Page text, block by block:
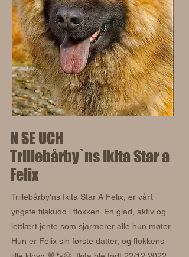
N SE UCH
Trillebårby`ns Ikita Star a
Felix
Trillebårby'ns Ikita Star A Felix, er vårt
yngste tilskudd i flokken. En glad, aktiv og
lettlært jente som sjarmerer alle hun møter.
Hun er Felix sin første datter, og flokkens